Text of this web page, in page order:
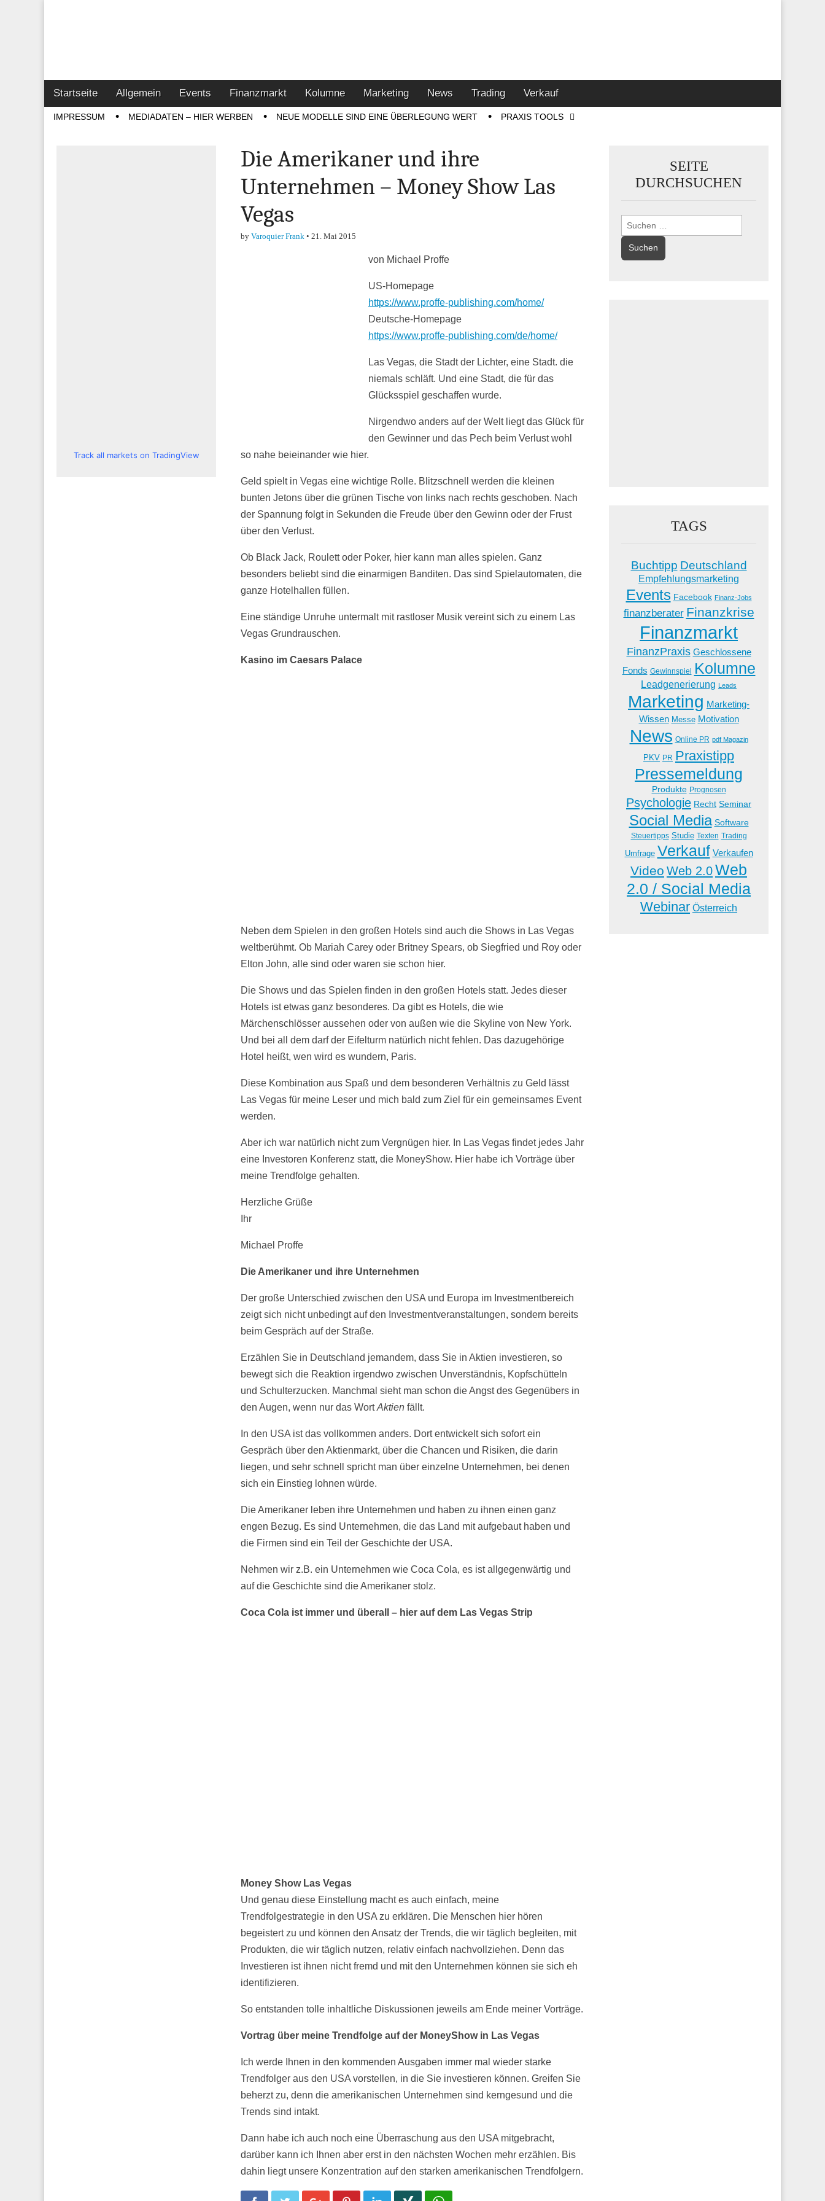
Main
menu
Skip
to
content
Startseite Allgemein Events Finanzmarkt Kolumne Marketing News Trading Verkauf
SubIMPRESSUM MEDIADATEN – HIER WERBEN NEUE MODELLE SIND EINE ÜBERLEGUNG WERT PRAXIS TOOLS
Die Amerikaner und ihre
Unternehmen – Money Show Las
Vegas
by Varoquier Frank • 21. Mai 2015
von Michael Proffe
US-Homepage
https://www.proffe-publishing.com/home/
Deutsche-Homepage
https://www.proffe-publishing.com/de/home/
Las Vegas, die Stadt der Lichter, eine Stadt. die
niemals schläft. Und eine Stadt, die für das
Glücksspiel geschaffen wurde.
Nirgendwo anders auf der Welt liegt das Glück für
den Gewinner und das Pech beim Verlust wohl
so nahe beieinander wie hier.
Geld spielt in Vegas eine wichtige Rolle. Blitzschnell werden die kleinen
bunten Jetons über die grünen Tische von links nach rechts geschoben. Nach
der Spannung folgt in Sekunden die Freude über den Gewinn oder der Frust
über den Verlust.
Ob Black Jack, Roulett oder Poker, hier kann man alles spielen. Ganz
besonders beliebt sind die einarmigen Banditen. Das sind Spielautomaten, die
ganze Hotelhallen füllen.
Eine ständige Unruhe untermalt mit rastloser Musik vereint sich zu einem Las
Vegas Grundrauschen.
Kasino im Caesars Palace
Neben dem Spielen in den großen Hotels sind auch die Shows in Las Vegas
weltberühmt. Ob Mariah Carey oder Britney Spears, ob Siegfried und Roy oder
Elton John, alle sind oder waren sie schon hier.
Die Shows und das Spielen finden in den großen Hotels statt. Jedes dieser
Hotels ist etwas ganz besonderes. Da gibt es Hotels, die wie
Märchenschlösser aussehen oder von außen wie die Skyline von New York.
Und bei all dem darf der Eifelturm natürlich nicht fehlen. Das dazugehörige
Hotel heißt, wen wird es wundern, Paris.
Diese Kombination aus Spaß und dem besonderen Verhältnis zu Geld lässt
Las Vegas für meine Leser und mich bald zum Ziel für ein gemeinsames Event
werden.
Aber ich war natürlich nicht zum Vergnügen hier. In Las Vegas findet jedes Jahr
eine Investoren Konferenz statt, die MoneyShow. Hier habe ich Vorträge über
meine Trendfolge gehalten.
Herzliche Grüße
Ihr
Michael Proffe
Die Amerikaner und ihre Unternehmen
Der große Unterschied zwischen den USA und Europa im Investmentbereich
zeigt sich nicht unbedingt auf den Investmentveranstaltungen, sondern bereits
beim Gespräch auf der Straße.
Erzählen Sie in Deutschland jemandem, dass Sie in Aktien investieren, so
bewegt sich die Reaktion irgendwo zwischen Unverständnis, Kopfschütteln
und Schulterzucken. Manchmal sieht man schon die Angst des Gegenübers in
den Augen, wenn nur das WortAktien fällt.
In den USA ist das vollkommen anders. Dort entwickelt sich sofort ein
Gespräch über den Aktienmarkt, über die Chancen und Risiken, die darin
liegen, und sehr schnell spricht man über einzelne Unternehmen, bei denen
sich ein Einstieg lohnen würde.
Die Amerikaner leben ihre Unternehmen und haben zu ihnen einen ganz
engen Bezug. Es sind Unternehmen, die das Land mit aufgebaut haben und
die Firmen sind ein Teil der Geschichte der USA.
Nehmen wir z.B. ein Unternehmen wie Coca Cola, es ist allgegenwärtig und
auf die Geschichte sind die Amerikaner stolz.
Coca Cola ist immer und überall – hier auf dem Las Vegas Strip
Money Show Las Vegas
Und genau diese Einstellung macht es auch einfach, meine
Trendfolgestrategie in den USA zu erklären. Die Menschen hier hören
begeistert zu und können den Ansatz der Trends, die wir täglich begleiten, mit
Produkten, die wir täglich nutzen, relativ einfach nachvollziehen. Denn das
Investieren ist ihnen nicht fremd und mit den Unternehmen können sie sich eh
identifizieren.
So entstanden tolle inhaltliche Diskussionen jeweils am Ende meiner Vorträge.
Vortrag über meine Trendfolge auf der MoneyShow in Las Vegas
Ich werde Ihnen in den kommenden Ausgaben immer mal wieder starke
Trendfolger aus den USA vorstellen, in die Sie investieren können. Greifen Sie
beherzt zu, denn die amerikanischen Unternehmen sind kerngesund und die
Trends sind intakt.
Dann habe ich auch noch eine Überraschung aus den USA mitgebracht,
darüber kann ich Ihnen aber erst in den nächsten Wochen mehr erzählen. Bis
dahin liegt unsere Konzentration auf den starken amerikanischen Trendfolgern.
Track all markets on TradingView
SEITE
DURCHSUCHEN
Suchen
nach:
TAGS
Buchtipp Deutschland
Empfehlungsmarketing
Events Facebook Finanz-Jobs
finanzberater Finanzkrise
Finanzmarkt
FinanzPraxis Geschlossene
Fonds Gewinnspiel Kolumne
Leadgenerierung Leads
Marketing Marketing-
Wissen Messe Motivation
News Online PR pdf Magazin
PKV PR Praxistipp
Pressemeldung
Produkte Prognosen
Psychologie Recht Seminar
Social Media Software
Steuertipps Studie Texten Trading
Umfrage Verkauf Verkaufen
Video Web 2.0Web
2.0 / Social Media
Webinar Österreich